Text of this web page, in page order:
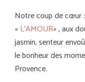
Notre coup de cœur :
« L’AMOUR« , aux
jasmin, senteur
le bonheur des
Provence.